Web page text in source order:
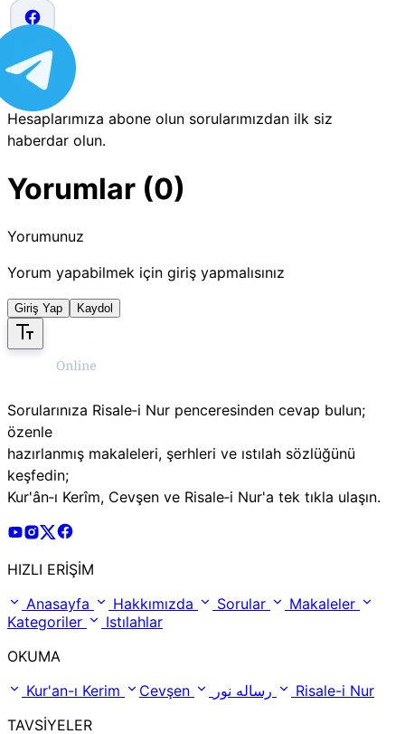
Hesaplarımıza abone olun sorularımızdan ilk siz
haberdar olun.
Yorumlar (0)
Yorumunuz
Yorum yapabilmek için giriş yapmalısınız
Giriş Yap Kaydol
Sorularınıza Risale‑i Nur penceresinden cevap bulun;
özenle
hazırlanmış makaleleri, şerhleri ve ıstılah sözlüğünü
keşfedin;
Kur'ân‑ı Kerîm, Cevşen ve Risale‑i Nur'a tek tıkla ulaşın.
Risale Online Youtube Hesabı
Risale Online Instagram Hesabı
Risale Online X Hesabı
HIZLI ERİŞİM
Anasayfa
Hakkımızda Sorular
Makaleler
Kategoriler
Istılahlar
OKUMA
Kur'an-ı Kerim
Cevşen
Risale-i Nur
TAVSİYELER